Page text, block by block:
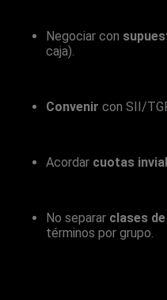
Negociar con
caja).
Convenir con SII/
Acordar cuotas
No separar clases
términos por grupo.